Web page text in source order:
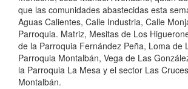
que las comunidades abastecidas esta
Aguas Calientes, Calle Industria, Calle
Parroquia. Matriz, Mesitas de Los
de la Parroquia Fernández Peña, Loma de
Parroquia Montalbán, Vega de Las
la Parroquia La Mesa y el sector Las
Montalbán.